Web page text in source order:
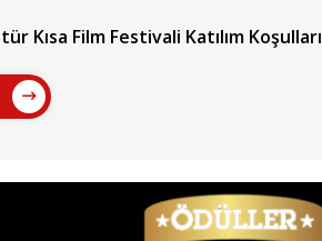
Kısa Film Festivali Katılım Koşulları